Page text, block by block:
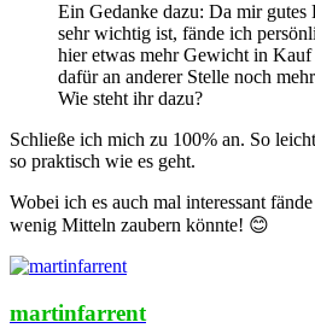
Ein Gedanke dazu: Da mir gutes
sehr wichtig ist, fände ich
hier etwas mehr Gewicht in Kauf
dafür an anderer Stelle noch
Wie steht ihr dazu?
Schließe ich mich zu 100% an. So
so praktisch wie es geht.
Wobei ich es auch mal interessant
wenig Mitteln zaubern könnte! 😊
martinfarrent